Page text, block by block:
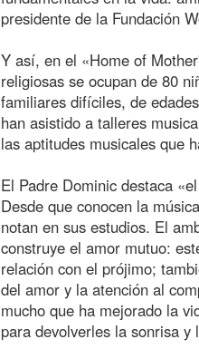
presidente de la Fundación
Y así, en el «Home of
religiosas se ocupan de 80
familiares difíciles, de
han asistido a talleres
las aptitudes musicales que
El Padre Dominic destaca
Desde que conocen la
notan en sus estudios. El
construye el amor mutuo:
relación con el prójimo;
del amor y la atención al
mucho que ha mejorado la
para devolverles la sonrisa